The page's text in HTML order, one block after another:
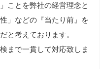
ことを弊社の経営理念と
」などの『当たり前』を
と考えております。
まで一貫して対応致しま